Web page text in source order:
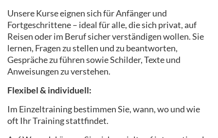
Unsere Kurse eignen sich für Anfänger und
Fortgeschrittene – ideal für alle, die sich privat, auf
Reisen oder im Beruf sicher verständigen wollen. Sie
lernen, Fragen zu stellen und zu beantworten,
Gespräche zu führen sowie Schilder, Texte und
Anweisungen zu verstehen.
Flexibel & individuell:
Im Einzeltraining bestimmen Sie, wann, wo und wie
oft Ihr Training stattfindet.